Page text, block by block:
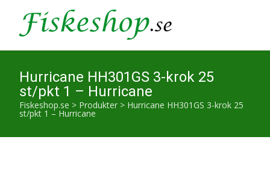
Hurricane HH301GS 3-krok 25
st/pkt 1 – Hurricane
Fiskeshop.se > Produkter > Hurricane HH301GS 3-krok 25
st/pkt 1 – Hurricane